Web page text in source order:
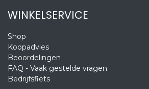
WINKELSERVICE
Shop
Koopadvies
Beoordelingen
FAQ - Vaak gestelde vragen
Bedrijfsfiets